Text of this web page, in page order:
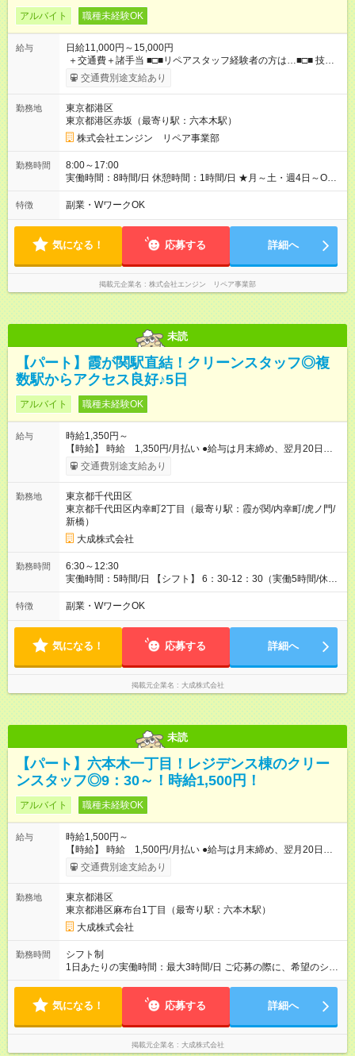
アルバイト 職種未経験OK
給与
日給11,000円～15,000円
＋交通費＋諸手当 ■□■リペアスタッフ経験者の方は…■□■ 技術
チェック後に日給を決定します！ ・現場数に応じて『日給が1.2
倍』！ ・その他手当により『1.5倍』になることも…！ ・その他
交通費規定支給 ◆残業手当あり ◆子供手当あり ◆宿泊手当あり
(2，000円/1日) ※宿泊を伴う現場の場合 ◆先輩スタッフの給与例
﹋﹋﹋﹋﹋﹋﹋﹋﹋﹋﹋ ・週5日勤務Aさん ＞＞日給11，000円
×20勤務 ＞＞月収22万円＋諸手当 【試用期間】試用期間あり 試
用期間の長さ：6ヶ月 ※ 雇用形態と給与に、本採用時と異なる部
分があります。 雇用形態：本採用時と同じです。 給与：日
円 121勤務目から日給1万1，000円～ となります。
::::: ::::: ::::: ::::: ::::: ::::::
交通費別途支給あり
勤務地
東京都港区
東京都港区赤坂（最寄り駅：六本木駅）
株式会社エンジン リペア事業部
勤務時間
8:00～17:00
実働時間：8時間/日 休憩時間：1時間/日 ★月～土・週4日～OK
★週5日入れる方大歓迎！※日時相談OK ★時期により連休取得も
可能！ ＼毎月希望シフト提出で働きやすい！／ 毎月20日までに
OK
特徴 副業・WワークOK
気になる！ 応募する 詳細へ
掲載元企業名 株式会社エンジン リペア事業部
未読
【パート】霞が関駅直結！クリーンスタッフ◎複
数駅からアクセス良好♪5日
アルバイト 職種未経験OK
給与
時給1,350円～
【時給】 時給 1,350円/月払い ●給与は月末締め、翌月20日の
支払。 ●通勤手当は1ヶ月ごとに勤務日数に応じて実費精算。 ●
一番安いルートでの計算となります。 ※Ｗワークの方は、他社
象となります。 【試用期間】試用期間あり 試用期間の長さ：3
ヶ月 雇用形態、給与は本採用時と同じです。
交通費別途支給あり
勤務地
東京都千代田区
東京都千代田区内幸町2丁目（最寄り駅：霞が関/内幸町/虎ノ門/
新橋）
大成株式会社
勤務時間
6:30～12:30
実働時間：5時間/日 【シフト】 6：30-12：30（実働5時間/休憩
1時間） 勤務日：月曜日～金曜日 （週5日出勤）
特徴 副業・WワークOK
気になる！ 応募する 詳細へ
掲載元企業名 大成株式会社
未読
【パート】六本木一丁目！レジデンス棟のクリー
ンスタッフ◎9：30～！時給1,500円！
アルバイト 職種未経験OK
給与
時給1,500円～
【時給】 時給 1,500円/月払い ●給与は月末締め、翌月20日の
支払。 ●通勤手当は1ヶ月ごとに勤務日数に応じて実費精算。 ●
一番安いルートでの計算となります。 ※Ｗワークの方は、他社
象となります。 【試用期間】試用期間あり 試用期間の長さ：3
ヶ月 雇用形態、給与は本採用時と同じです。
交通費別途支給あり
勤務地
東京都港区
東京都港区麻布台1丁目（最寄り駅：六本木駅）
大成株式会社
勤務時間
シフト制
1日あたりの実働時間：最大3時間/日 ご応募の際に、希望のシフ
トをお選びください。 シフト 9：30～16：00(実働5.5時間/休憩
気になる！ 応募する 詳細へ
掲載元企業名 大成株式会社